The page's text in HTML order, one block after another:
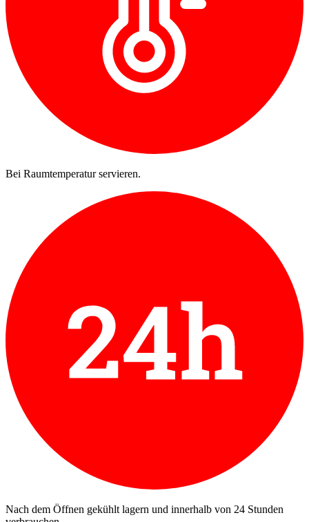
Bei Raumtemperatur servieren.
Nach dem Öffnen gekühlt lagern und innerhalb von 24 Stunden